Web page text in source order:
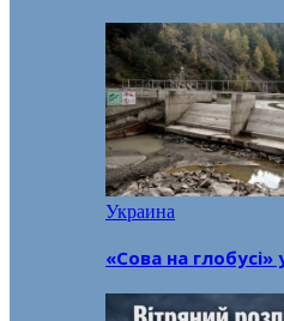
Украина
«Сова на